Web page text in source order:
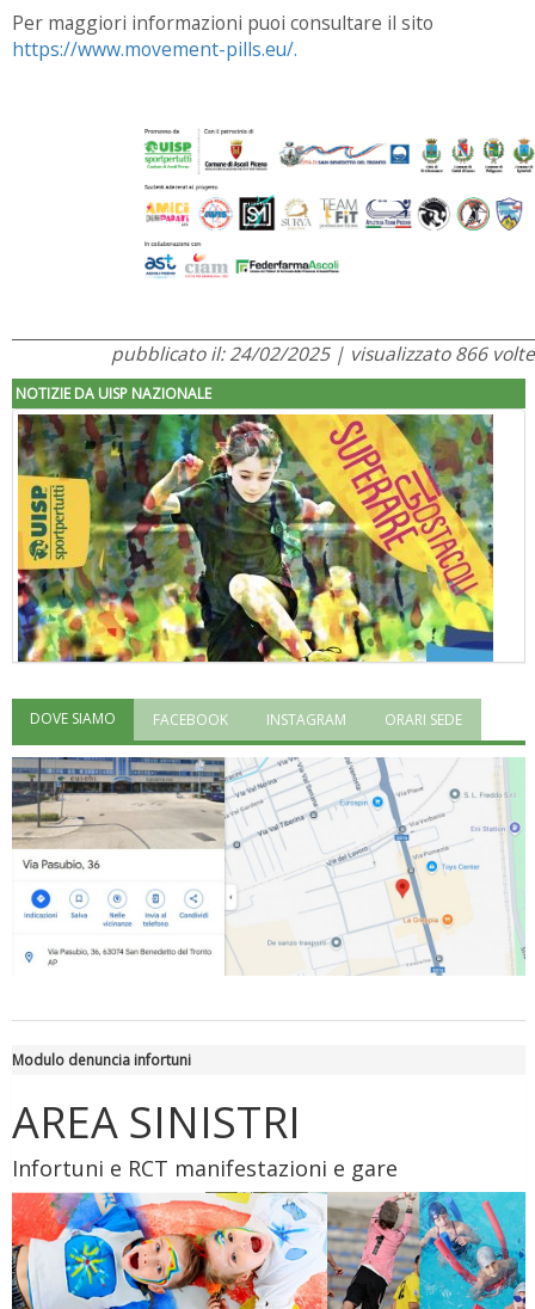
Per maggiori informazioni puoi consultare il sito
https://www.movement-pills.eu/.
pubblicato il: 24/02/2025 | visualizzato 866 volte
NOTIZIE DA UISP NAZIONALE
"Superare gli ostacoli": la relazione di Tiziano Pesce al CN Uisp
Luglio 2026: "Pensando con i piedi, si possono fare le
rivoluzioni"
DOVE SIAMO FACEBOOK INSTAGRAM ORARI SEDE
Modulo denuncia infortuni
AREA SINISTRI
Infortuni e RCT manifestazioni e gare